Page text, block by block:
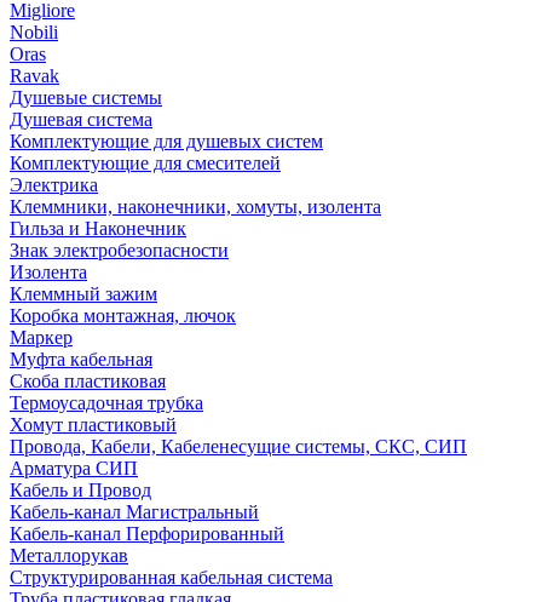
Migliore
Nobili
Oras
Ravak
Душевые системы
Душевая система
Комплектующие для душевых систем
Комплектующие для смесителей
Электрика
Клеммники, наконечники, хомуты, изолента
Гильза и Наконечник
Знак электробезопасности
Изолента
Клеммный зажим
Коробка монтажная, лючок
Маркер
Муфта кабельная
Скоба пластиковая
Термоусадочная трубка
Хомут пластиковый
Провода, Кабели, Кабеленесущие системы, СКС, СИП
Арматура СИП
Кабель и Провод
Кабель-канал Магистральный
Кабель-канал Перфорированный
Металлорукав
Структурированная кабельная система